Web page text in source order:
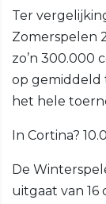
Ter
Zomerspelen
zo’n 300.000
op gemiddeld
het hele
In Cortina?
De
uitgaat van